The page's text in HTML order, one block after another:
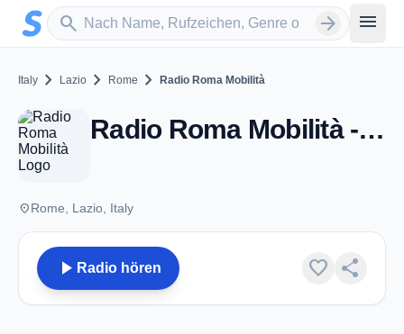
Zum Hauptinhalt springen
search
Sender suchen arrow_forward menu
Italy chevron_right Lazio chevron_right Rome chevron_right Radio Roma Mobilità
Radio Roma Mobilità - Rome
placeRome, Lazio, Italy
play_arrow Radio hören favorite share